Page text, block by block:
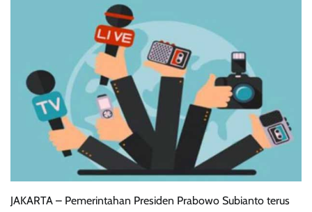
JAKARTA – Pemerintahan Presiden Prabowo Subianto terus